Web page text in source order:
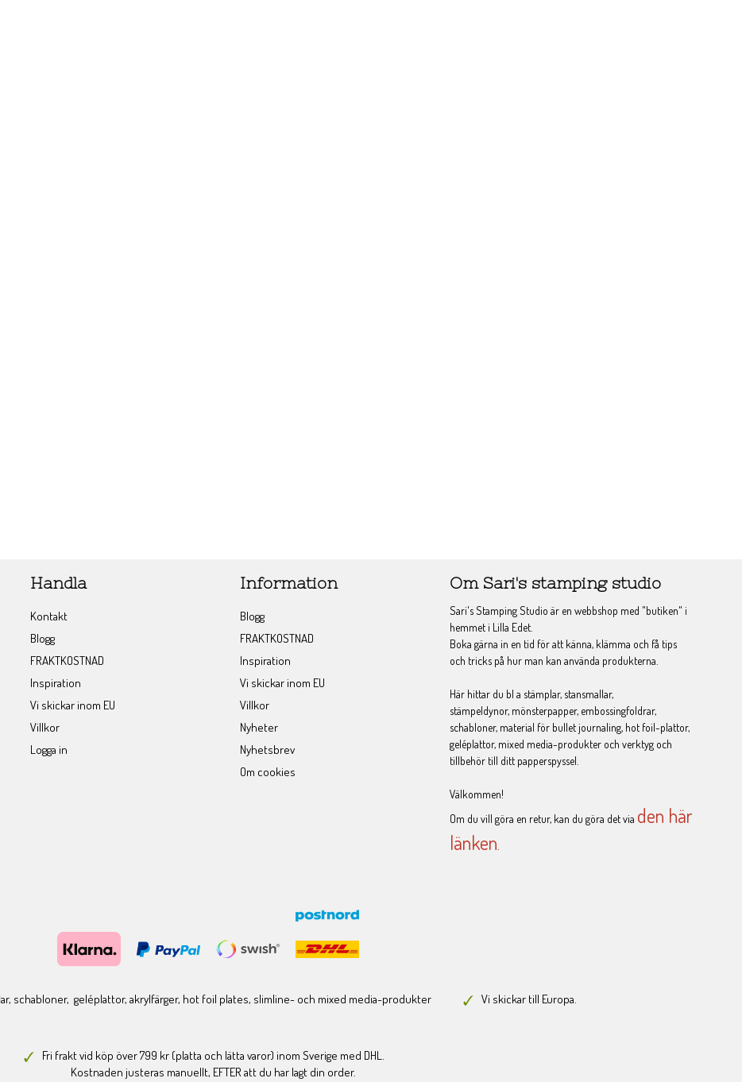
Handla
Kontakt
Blogg
FRAKTKOSTNAD
Inspiration
Vi skickar inom EU
Villkor
Logga in
Information
Blogg
FRAKTKOSTNAD
Inspiration
Vi skickar inom EU
Villkor
Nyheter
Nyhetsbrev
Om cookies
Om Sari's stamping studio
Sari's Stamping Studio är en webbshop med "butiken" i
hemmet i Lilla Edet.
Boka gärna in en tid för att känna, klämma och få tips
och tricks på hur man kan använda produkterna.
Här hittar du bl a stämplar, stansmallar,
stämpeldynor, mönsterpapper, embossingfoldrar,
schabloner, material för bullet journaling, hot foil-plattor,
geléplattor, mixed media-produkter och verktyg och
tillbehör till ditt papperspyssel.
Välkommen!
Om du vill göra en retur, kan du göra det via den här
länken
schabloner, geléplattor, akrylfärger, hot foil plates, slimline- och mixed media-produkter Vi skickar till Europa.
Fri frakt vid köp över 799 kr (platta och lätta varor) inom Sverige med DHL.
Kostnaden justeras manuellt, EFTER att du har lagt din order.